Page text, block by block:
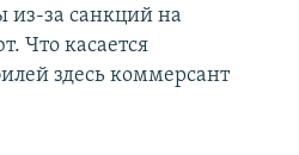
из-за санкций на
Что касается
здесь коммерсант